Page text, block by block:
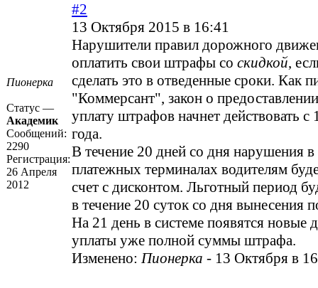
Пионерка
Статус —
Академик
Сообщений:
2290
Регистрация:
26 Апреля
2012
#2
13 Октября 2015 в 16:41
Нарушители правил дорожного
оплатить свои штрафы со скидкой,
сделать это в отведенные сроки. Как
"Коммерсант", закон о
уплату штрафов начнет действовать с
года.
В течение 20 дней со дня нарушения в
платежных терминалах водителям
счет с дисконтом. Льготный период
в течение 20 суток со дня вынесения
На 21 день в системе появятся новые
уплаты уже полной суммы штрафа.
Изменено: Пионерка - 13 Октября в